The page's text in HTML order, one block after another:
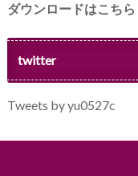
ダウンロードはこちら
twitter
Tweets by yu0527c